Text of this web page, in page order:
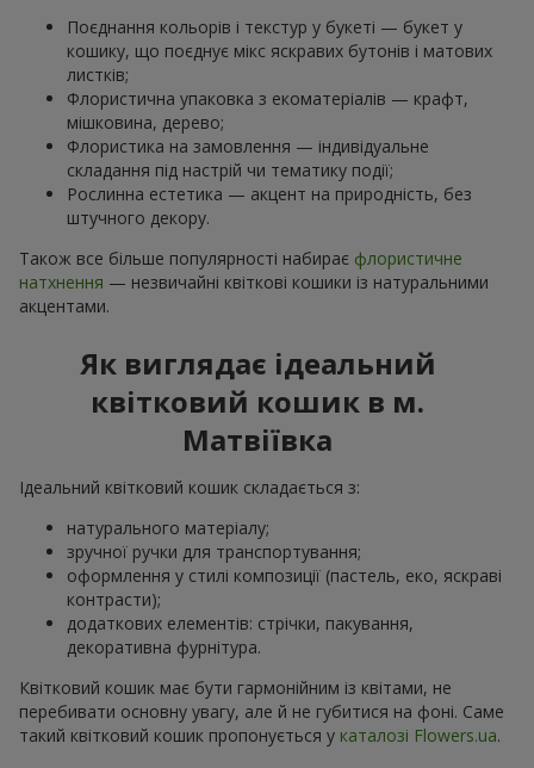
Поєднання кольорів і текстур у букеті — букет у
кошику, що поєднує мікс яскравих бутонів і матових
листків;
Флористична упаковка з екоматеріалів — крафт,
мішковина, дерево;
Флористика на замовлення — індивідуальне
складання під настрій чи тематику події;
Рослинна естетика — акцент на природність, без
штучного декору.
Також все більше популярності набирає флористичне
натхнення — незвичайні квіткові кошики із натуральними
акцентами.
Як виглядає ідеальний
квітковий кошик в м.
Матвіївка
Ідеальний квітковий кошик складається з:
натурального матеріалу;
зручної ручки для транспортування;
оформлення у стилі композиції (пастель, еко, яскраві
контрасти);
додаткових елементів: стрічки, пакування,
декоративна фурнітура.
Квітковий кошик має бути гармонійним із квітами, не
перебивати основну увагу, але й не губитися на фоні. Саме
такий квітковий кошик пропонується у каталозі Flowers.ua.